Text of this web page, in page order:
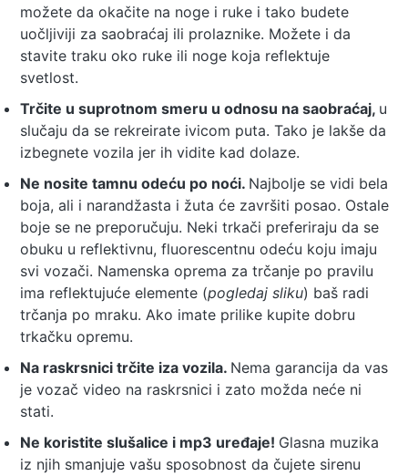
možete da okačite na noge i ruke i tako budete
uočljiviji za saobraćaj ili prolaznike. Možete i da
stavite traku oko ruke ili noge koja reflektuje
svetlost.
Trčite u suprotnom smeru u odnosu na saobraćaj, u
slučaju da se rekreirate ivicom puta. Tako je lakše da
izbegnete vozila jer ih vidite kad dolaze.
Ne nosite tamnu odeću po noći. Najbolje se vidi bela
boja, ali i narandžasta i žuta će završiti posao. Ostale
boje se ne preporučuju. Neki trkači preferiraju da se
obuku u reflektivnu, fluorescentnu odeću koju imaju
svi vozači. Namenska oprema za trčanje po pravilu
ima reflektujuće elemente (pogledaj sliku) baš radi
trčanja po mraku. Ako imate prilike kupite dobru
trkačku opremu.
Na raskrsnici trčite iza vozila. Nema garancija da vas
je vozač video na raskrsnici i zato možda neće ni
stati.
Ne koristite slušalice i mp3 uređaje! Glasna muzika
iz njih smanjuje vašu sposobnost da čujete sirenu